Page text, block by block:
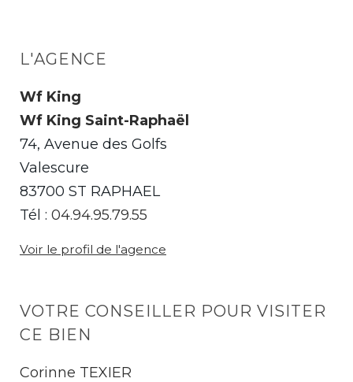
L'AGENCE
Wf King
Wf King Saint-Raphaël
74, Avenue des Golfs
Valescure
83700 ST RAPHAEL
Tél : 04.94.95.79.55
Voir le profil de l'agence
VOTRE CONSEILLER POUR VISITER
CE BIEN
Corinne TEXIER